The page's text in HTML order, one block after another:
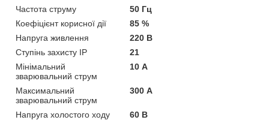
Частота струму
50 Гц
Коефіцієнт корисної дії
85 %
Напруга живлення
220 В
Ступінь захисту IP
21
Мінімальний
зварювальний струм
10 А
Максимальний
зварювальний струм
300 А
Напруга холостого ходу
60 В